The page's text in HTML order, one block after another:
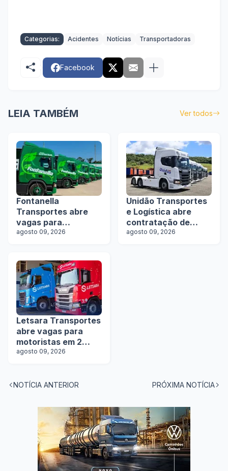
Categorias: Acidentes Notícias Transportadoras
Facebook
LEIA TAMBÉM Ver todos
Fontanella
Transportes abre
vagas para
motoristas de
agosto 09, 2026
Unidão Transportes
e Logística abre
contratação de
motoristas com e
agosto 09, 2026
Letsara Transportes
abre vagas para
motoristas em 2
estados
agosto 09, 2026
NOTÍCIA ANTERIOR PRÓXIMA NOTÍCIA